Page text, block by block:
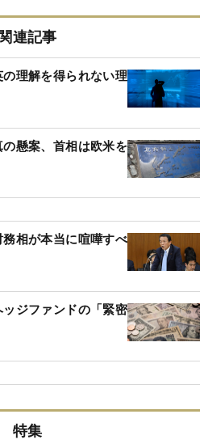
連記事
理解を得られない理
の懸案、首相は欧米を
務相が本当に喧嘩すべ
ジファンドの「緊密
特集